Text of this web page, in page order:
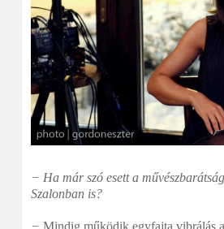
− Ha már szó esett a
Szalonban is?
− Mindig működik egyfajta vibrálás